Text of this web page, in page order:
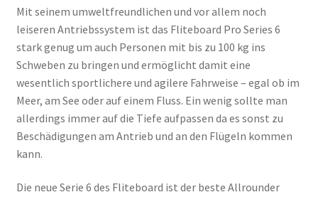
Mit seinem umweltfreundlichen und vor allem noch
leiseren Antriebssystem ist das Fliteboard Pro Series 6
stark genug um auch Personen mit bis zu 100 kg ins
Schweben zu bringen und ermöglicht damit eine
wesentlich sportlichere und agilere Fahrweise – egal ob im
Meer, am See oder auf einem Fluss. Ein wenig sollte man
allerdings immer auf die Tiefe aufpassen da es sonst zu
Beschädigungen am Antrieb und an den Flügeln kommen
kann.
Die neue Serie 6 des Fliteboard ist der beste Allrounder